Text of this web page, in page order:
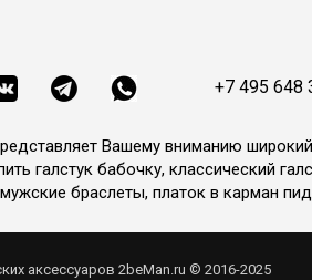
+7 495 648
Вашему вниманию
галстук бабочку, классический
мужские браслеты, платок в карман
аксессуаров 2beMan.ru © 2016-2025